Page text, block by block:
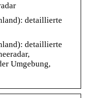
detaillierte
detaillierte
Umgebung,